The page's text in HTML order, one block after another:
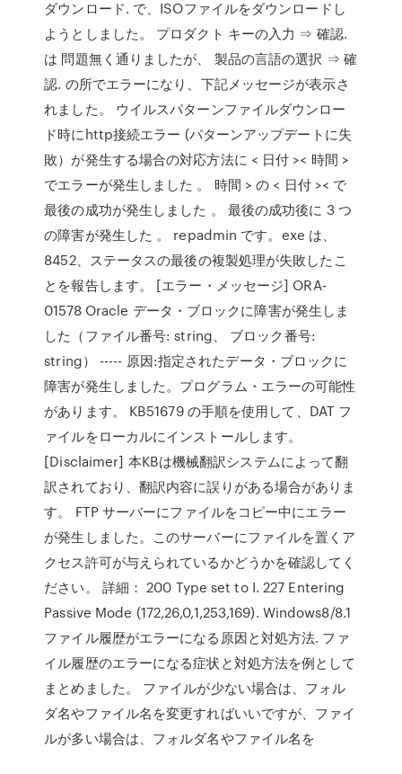
ダウンロード. で、ISOファイルをダウンロードし
ようとしました。 プロダクト キーの入力 ⇒ 確認.
は 問題無く通りましたが、 製品の言語の選択 ⇒ 確
認. の所でエラーになり、下記メッセージが表示さ
れました。 ウイルスパターンファイルダウンロー
ド時にhttp接続エラー (パターンアップデートに失
敗）が発生する場合の対応方法に < 日付 >< 時間 >
でエラーが発生しました 。 時間 > の < 日付 >< で
最後の成功が発生しました 。 最後の成功後に 3 つ
の障害が発生した 。 repadmin です。exe は、
8452、ステータスの最後の複製処理が失敗したこ
とを報告します。 [エラー・メッセージ] ORA-
01578 Oracle データ・ブロックに障害が発生しま
した（ファイル番号: string、 ブロック番号:
string） ----- 原因:指定されたデータ・ブロックに
障害が発生しました。プログラム・エラーの可能性
があります。 KB51679 の手順を使用して、DAT フ
ァイルをローカルにインストールします。
[Disclaimer] 本KBは機械翻訳システムによって翻
訳されており、翻訳内容に誤りがある場合がありま
す。 FTP サーバーにファイルをコピー中にエラー
が発生しました。このサーバーにファイルを置くア
クセス許可が与えられているかどうかを確認してく
ださい。 詳細： 200 Type set to I. 227 Entering
Passive Mode (172,26,0,1,253,169). Windows8/8.1
ファイル履歴がエラーになる原因と対処方法. ファ
イル履歴のエラーになる症状と対処方法を例として
まとめました。 ファイルが少ない場合は、フォル
ダ名やファイル名を変更すればいいですが、ファイ
ルが多い場合は、フォルダ名やファイル名を